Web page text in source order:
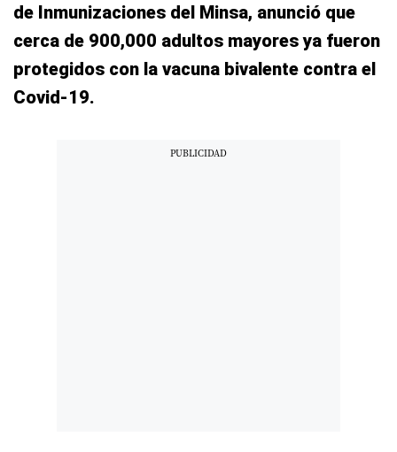
de Inmunizaciones del Minsa, anunció que
cerca de 900,000 adultos mayores ya fueron
protegidos con la vacuna bivalente contra el
Covid-19.